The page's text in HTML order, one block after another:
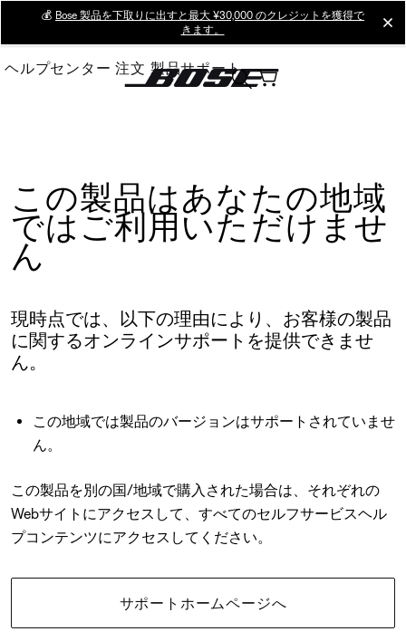
Main
💰 Bose 製品を下取りに出すと最大 ¥30,000 のクレジットを獲得で
きます。
ヘルプセンター 注文 製品サポート
この製品はあなたの地域
ではご利用いただけませ
ん
現時点では、以下の理由により、お客様の製品
に関するオンラインサポートを提供できませ
ん。
この地域では製品のバージョンはサポートされていませ
ん。
この製品を別の国/地域で購入された場合は、それぞれの
Webサイトにアクセスして、すべてのセルフサービスヘル
プコンテンツにアクセスしてください。
サポートホームページへ